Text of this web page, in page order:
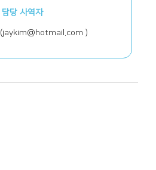
담당 사역자
(jaykim@hotmail.com )